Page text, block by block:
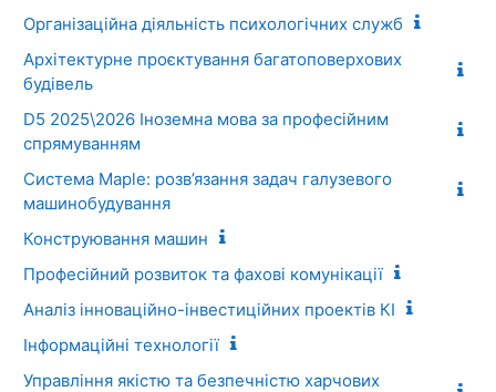
Організаційна діяльність психологічних служб
Архітектурне проєктування багатоповерхових
будівель
D5 2025\2026 Іноземна мова за професійним
спрямуванням
Система Maple: розв’язання задач галузевого
машинобудування
Конструювання машин
Професійний розвиток та фахові комунікації
Аналіз інноваційно-інвестиційних проектів КІ
Інформаційні технології
Управління якістю та безпечністю харчових